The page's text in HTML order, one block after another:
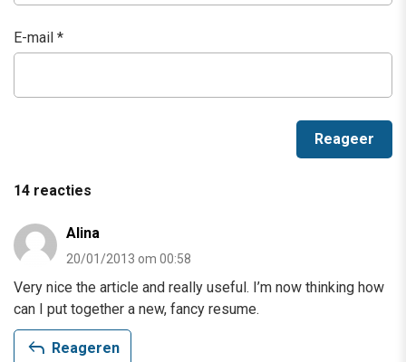
E-mail *
14 reacties
Alina
20/01/2013 om 00:58
Very nice the article and really useful. I’m now thinking how
can I put together a new, fancy resume.
reply Reageren